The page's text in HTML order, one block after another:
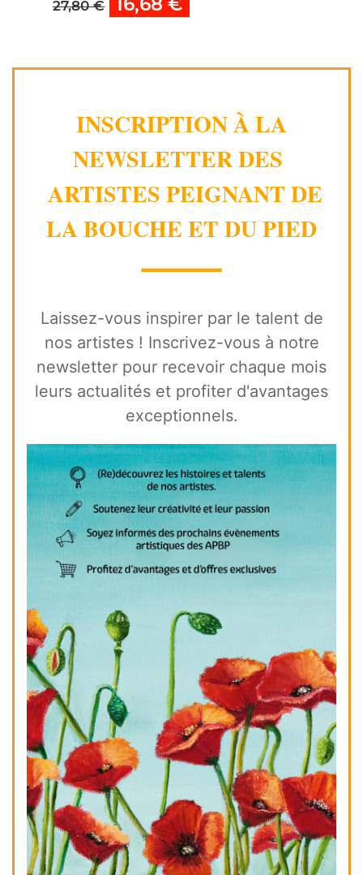
27,80 €
INSCRIPTION À LA
NEWSLETTER DES
ARTISTES PEIGNANT DE
LA BOUCHE ET DU PIED
⸻
Laissez-vous inspirer par le talent de
nos artistes ! Inscrivez-vous à notre
newsletter pour recevoir chaque mois
leurs actualités et profiter d'avantages
exceptionnels.